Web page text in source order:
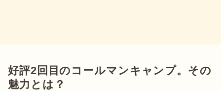
好評2回目のコールマンキャンプ。その
魅力とは？